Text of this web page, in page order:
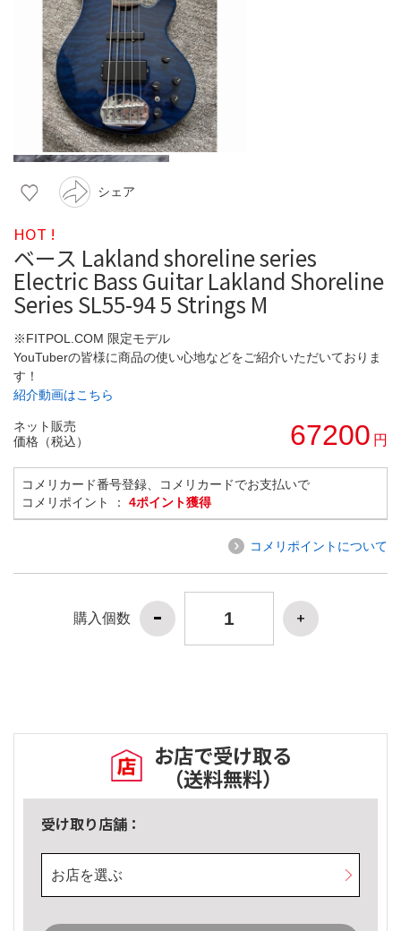
シェア
HOT !
ベース Lakland shoreline series
Electric Bass Guitar Lakland Shoreline
Series SL55-94 5 Strings M
※FITPOL.COM 限定モデル
YouTuberの皆様に商品の使い心地などをご紹介いただいておりま
す！
紹介動画はこちら
ネット販売
価格（税込）
67200 円
コメリカード番号登録、コメリカードでお支払いで
コメリポイント ： 4ポイント獲得
コメリポイントについて
購入個数
お店で受け取る
（送料無料）
受け取り店舗：
お店を選ぶ